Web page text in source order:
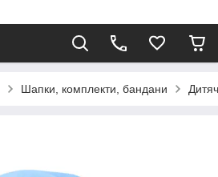
Шапки, комплекти, бандани